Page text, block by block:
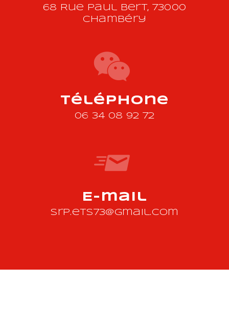
68 Rue Paul Bert, 73000
Chambéry
Téléphone
06 34 08 92 72
E-mail
srp.ets73@gmail.com